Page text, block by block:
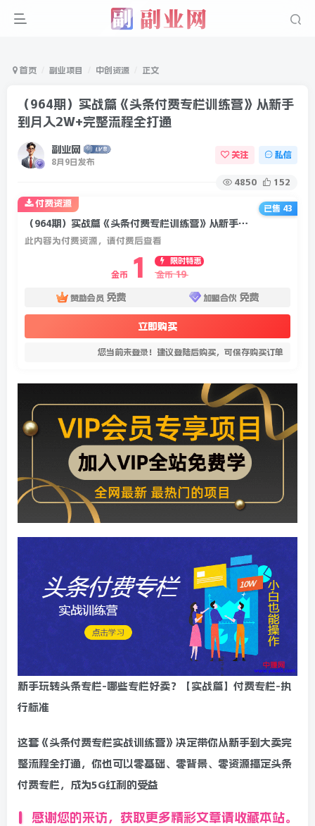
首页 副业项目 中创资源 正文
（964期）实战篇《头条付费专栏训练营》从新手
到月入2W+完整流程全打通
副业网
8月9日发布
关注 私信
4850 152
（964期）实战篇《头条付费专栏训练营》从新手到月入2W+完整流程全打通
此内容为付费资源，请付费后查看
金币 1
限时特惠
金币 19
赞助会员 免费 加盟合伙 免费
立即购买
您当前未登录！建议登陆后购买，可保存购买订单
付费资源
已售 43
新手玩转头条专栏-哪些专栏好卖？【实战篇】付费专栏-执
行标准
这套《头条付费专栏实战训练营》决定带你从新手到大卖完
整流程全打通，你也可以零基础、零背景、零资源搞定头条
付费专栏，成为5G红利的受益
感谢您的来访，获取更多精彩文章请收藏本站。